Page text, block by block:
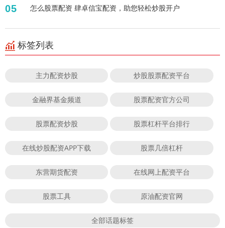
05 怎么股票配资 肆卓信宝配资，助您轻松炒股开户
标签列表
主力配资炒股 炒股股票配资平台
金融界基金频道 股票配资官方公司
股票配资炒股 股票杠杆平台排行
在线炒股配资APP下载 股票几倍杠杆
东营期货配资 在线网上配资平台
股票工具 原油配资官网
全部话题标签